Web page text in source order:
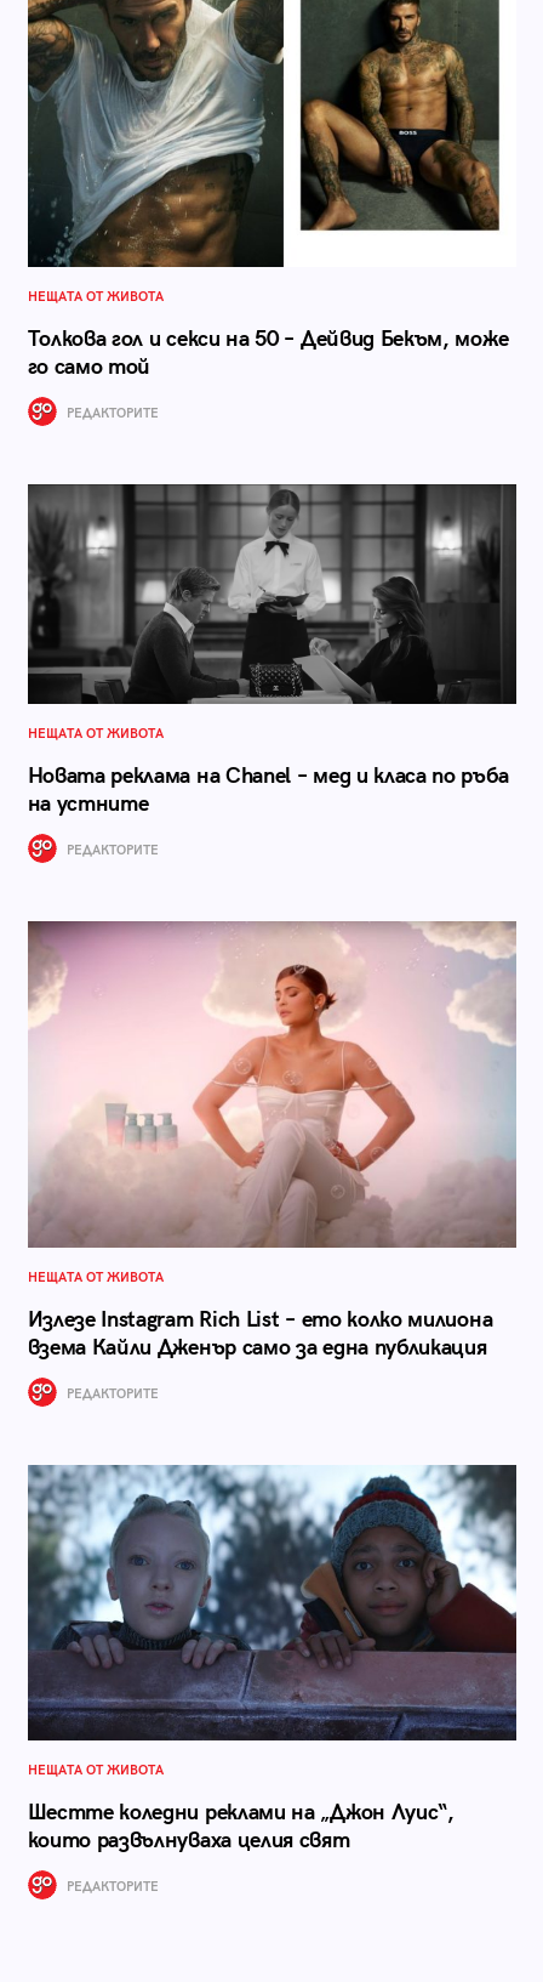
НЕЩАТА ОТ ЖИВОТА
Толкова гол и секси на 50 – Дейвид Бекъм, може
го само той
РЕДАКТОРИТЕ
НЕЩАТА ОТ ЖИВОТА
Новата реклама на Chanel – мед и класа по ръба
на устните
РЕДАКТОРИТЕ
НЕЩАТА ОТ ЖИВОТА
Излезе Instagram Rich List – ето колко милиона
взема Кайли Дженър само за една публикация
РЕДАКТОРИТЕ
НЕЩАТА ОТ ЖИВОТА
Шестте коледни реклами на „Джон Луис“,
които развълнуваха целия свят
РЕДАКТОРИТЕ